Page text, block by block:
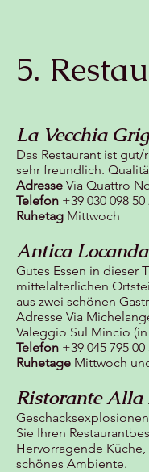
5.
La Vecchia
Das Restaurant ist
sehr freundlich.
Adresse Via Quattro
Telefon +39 030 098 50
Ruhetag Mittwoch
Antica
Gutes Essen in dieser
mittelalterlichen
aus zwei schönen
Adresse Via
Valeggio Sul Mincio
Telefon +39 045 795 00
Ruhetage Mittwoch
Ristorante Alla
Sie Ihren
Hervorragende
schönes Ambiente.